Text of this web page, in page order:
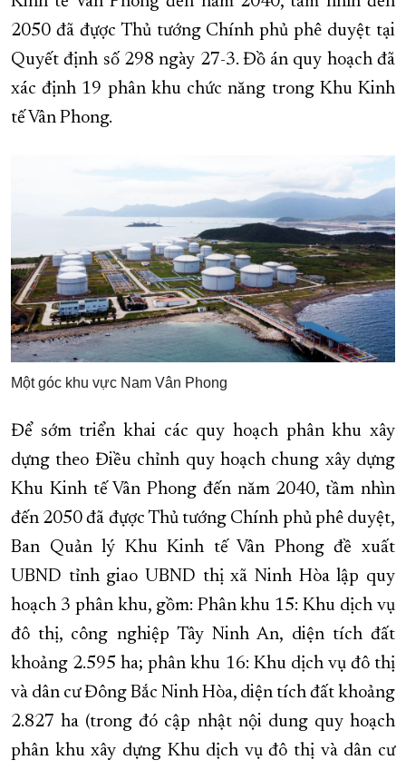
2050 đã đựợc Thủ tướng Chính phủ phê duyệt tại
Quyết định số 298 ngày 27-3. Đồ án quy hoạch đã
xác định 19 phân khu chức năng trong Khu Kinh
tế Vân Phong.
Một góc khu vực Nam Vân Phong
Để sớm triển khai các quy hoạch phân khu xây
dựng theo Điều chỉnh quy hoạch chung xây dựng
Khu Kinh tế Vân Phong đến năm 2040, tầm nhìn
đến 2050 đã đựợc Thủ tướng Chính phủ phê duyệt,
Ban Quản lý Khu Kinh tế Vân Phong đề xuất
UBND tỉnh giao UBND thị xã Ninh Hòa lập quy
hoạch 3 phân khu, gồm: Phân khu 15: Khu dịch vụ
đô thị, công nghiệp Tây Ninh An, diện tích đất
khoảng 2.595 ha; phân khu 16: Khu dịch vụ đô thị
và dân cư Đông Bắc Ninh Hòa, diện tích đất khoảng
2.827 ha (trong đó cập nhật nội dung quy hoạch
phân khu xây dựng Khu dịch vụ đô thị và dân cư